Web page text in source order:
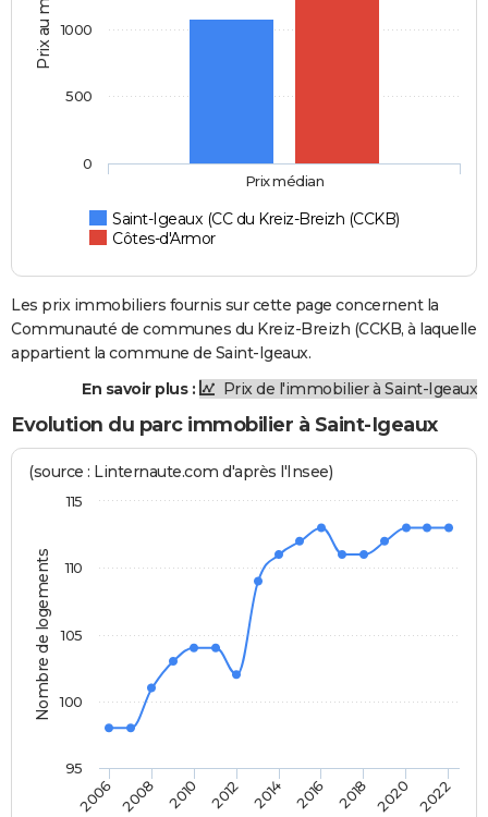
Prix au m2
Saint-Igeaux (CC du Kreiz-Breizh (CCKB)
Côtes-d'Armor
Prix médian
0
500
1000
Les prix immobiliers fournis sur cette page concernent la
Communauté de communes du Kreiz-Breizh (CCKB, à laquelle
appartient la commune de Saint-Igeaux.
En savoir plus :
Prix de l'immobilier à Saint-Igeaux
Evolution du parc immobilier à Saint-Igeaux
Nombre de logements
(source : Linternaute.com d'après l'Insee)
2006 2008 2010 2012 2014 2016 2018 2020 2022
95
100
105
110
115